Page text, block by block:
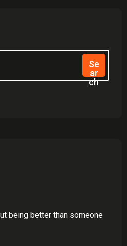
Se
Ar
Ch
being better than someone